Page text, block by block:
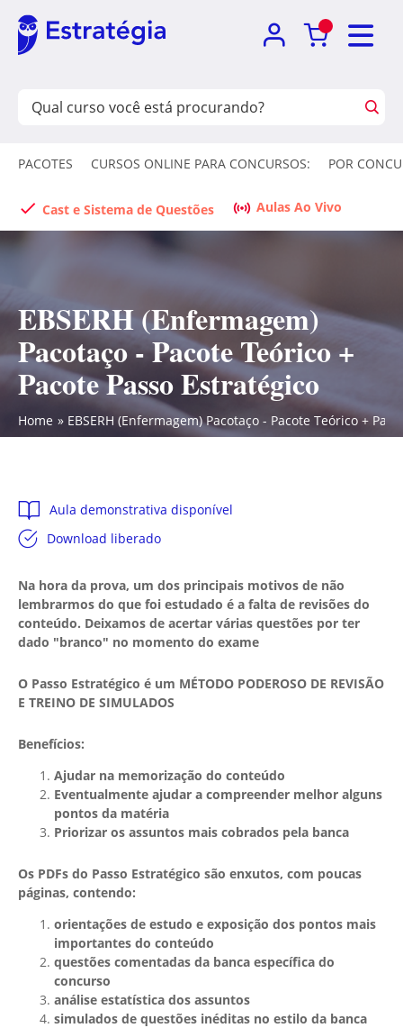
PACOTES CURSOS ONLINE PARA CONCURSOS: POR
Cast e Sistema de Questões Aulas Ao Vivo
EBSERH (Enfermagem)
Pacotaço - Pacote Teórico +
Pacote Passo Estratégico
Home EBSERH (Enfermagem) Pacotaço - Pacote Teórico +
Aula demonstrativa disponível
Download liberado
Na hora da prova, um dos principais motivos de não
lembrarmos do que foi estudado é a falta de revisões do
conteúdo. Deixamos de acertar várias questões por ter
dado "branco" no momento do exame
O Passo Estratégico é um MÉTODO PODEROSO DE REVISÃO
E TREINO DE SIMULADOS
Benefícios:
Ajudar na memorização do conteúdo
Eventualmente ajudar a compreender melhor alguns
pontos da matéria
Priorizar os assuntos mais cobrados pela banca
Os PDFs do Passo Estratégico são enxutos, com poucas
páginas, contendo:
orientações de estudo e exposição dos pontos mais
importantes do conteúdo
questões comentadas da banca específica do
concurso
análise estatística dos assuntos
simulados de questões inéditas no estilo da banca